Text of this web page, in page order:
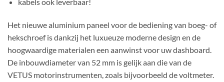
kabels ook leverbaar!
Het nieuwe aluminium paneel voor de bediening van boeg- of
hekschroef is dankzij het luxueuze moderne design en de
hoogwaardige materialen een aanwinst voor uw dashboard.
De inbouwdiameter van 52 mm is gelijk aan die van de
VETUS motorinstrumenten, zoals bijvoorbeeld de voltmeter.